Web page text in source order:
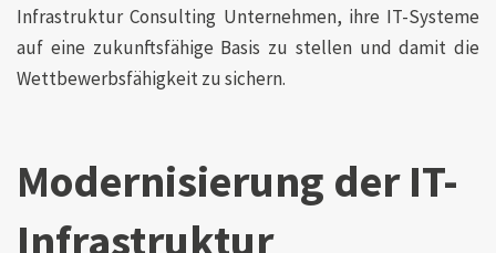
Infrastruktur Consulting Unternehmen, ihre IT-Systeme
auf eine zukunftsfähige Basis zu stellen und damit die
Wettbewerbsfähigkeit zu sichern.
Modernisierung der IT-
Infrastruktur